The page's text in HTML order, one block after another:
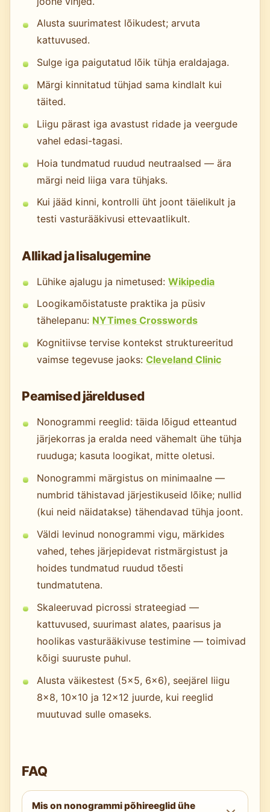
Alusta suurimatest lõikudest; arvuta
kattuvused.
Sulge iga paigutatud lõik tühja eraldajaga.
Märgi kinnitatud tühjad sama kindlalt kui
täited.
Liigu pärast iga avastust ridade ja veergude
vahel edasi-tagasi.
Hoia tundmatud ruudud neutraalsed — ära
märgi neid liiga vara tühjaks.
Kui jääd kinni, kontrolli üht joont täielikult ja
testi vasturääkivusi ettevaatlikult.
Allikad ja lisalugemine
Lühike ajalugu ja nimetused: Wikipedia
Loogikamõistatuste praktika ja püsiv
tähelepanu: NYTimes Crosswords
Kognitiivse tervise kontekst struktureeritud
vaimse tegevuse jaoks: Cleveland Clinic
Peamised järeldused
Nonogrammi reeglid: täida lõigud etteantud
järjekorras ja eralda need vähemalt ühe tühja
ruuduga; kasuta loogikat, mitte oletusi.
Nonogrammi märgistus on minimaalne —
numbrid tähistavad järjestikuseid lõike; nullid
(kui neid näidatakse) tähendavad tühja joont.
Väldi levinud nonogrammi vigu, märkides
vahed, tehes järjepidevat ristmärgistust ja
hoides tundmatud ruudud tõesti
tundmatutena.
Skaleeruvad picrossi strateegiad —
kattuvused, suurimast alates, paarisus ja
hoolikas vasturääkivuse testimine — toimivad
kõigi suuruste puhul.
Alusta väikestest (5×5, 6×6), seejärel liigu
8×8, 10×10 ja 12×12 juurde, kui reeglid
muutuvad sulle omaseks.
FAQ
Mis on nonogrammi põhireeglid ühe